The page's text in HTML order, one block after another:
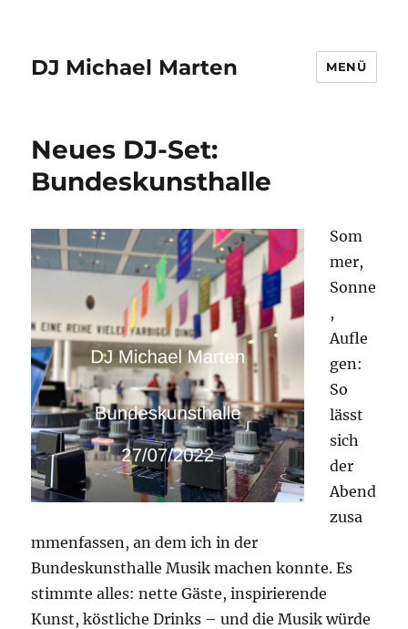
DJ Michael Marten MENÜ
Neues DJ-Set:
Bundeskunsthalle
Som
mer,
Sonne
,
Aufle
gen:
So
lässt
sich
der
Abend
zusa
mmenfassen, an dem ich in der
Bundeskunsthalle Musik machen konnte. Es
stimmte alles: nette Gäste, inspirierende
Kunst, köstliche Drinks – und die Musik würde